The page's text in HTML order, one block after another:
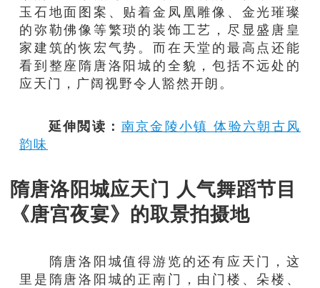
玉石地面图案、贴着金凤凰雕像、金光璀璨
的弥勒佛像等繁琐的装饰工艺，尽显盛唐皇
家建筑的恢宏气势。而在天堂的最高点还能
看到整座隋唐洛阳城的全貌，包括不远处的
应天门，广阔视野令人豁然开朗。
延伸閲读： 南京金陵小镇 体验六朝古风
韵味
隋唐洛阳城应天门 人气舞蹈节目
《唐宫夜宴》的取景拍摄地
隋唐洛阳城值得游览的还有应天门，这
里是隋唐洛阳城的正南门，由门楼、朵楼、